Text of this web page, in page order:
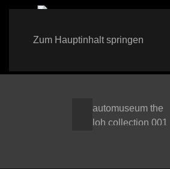
Zum Hauptinhalt springen
2026
automuseum the
loh collection 001